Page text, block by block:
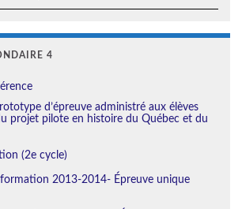
4
d’épreuve administré aux élèves
projet pilote en histoire du Québec et du
(2e cycle)
2013-2014- Épreuve unique